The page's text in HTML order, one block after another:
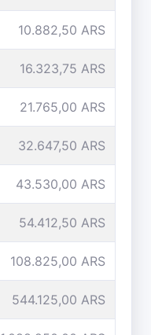
10.882,50 ARS
16.323,75 ARS
21.765,00 ARS
32.647,50 ARS
43.530,00 ARS
54.412,50 ARS
108.825,00 ARS
544.125,00 ARS